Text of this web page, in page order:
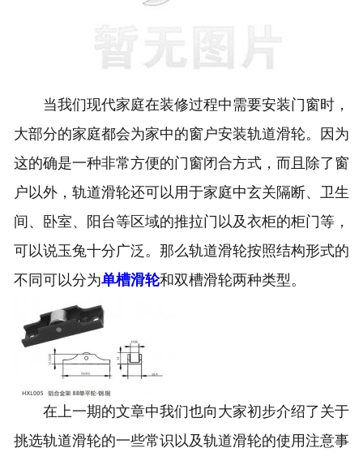
当我们现代家庭在装修过程中需要安装门窗时，
大部分的家庭都会为家中的窗户安装轨道滑轮。因为
这的确是一种非常方便的门窗闭合方式，而且除了窗
户以外，轨道滑轮还可以用于家庭中玄关隔断、卫生
间、卧室、阳台等区域的推拉门以及衣柜的柜门等，
可以说玉兔十分广泛。那么轨道滑轮按照结构形式的
不同可以分为单槽滑轮和双槽滑轮两种类型。
在上一期的文章中我们也向大家初步介绍了关于
挑选轨道滑轮的一些常识以及轨道滑轮的使用注意事